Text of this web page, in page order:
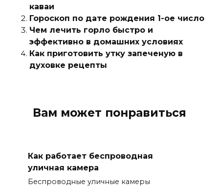
каваи
Гороскоп по дате рождения 1-ое число
Чем лечить горло быстро и
эффективно в домашних условиях
Как приготовить утку запеченую в
духовке рецепты
Вам может понравиться
Как работает беспроводная
уличная камера
Беспроводные уличные камеры